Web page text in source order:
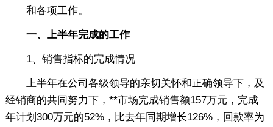
和各项工作。
一、上半年完成的工作
1、销售指标的完成情况
上半年在公司各级领导的亲切关怀和正确领导下，及
经销商的共同努力下，**市场完成销售额157万元，完成
年计划300万元的52%，比去年同期增长126%，回款率为